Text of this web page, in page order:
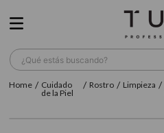
¿Qué estás buscando?
Cuidado
de la Piel
Rostro Limpieza
TÉRMINOS MÁS BUSCADOS